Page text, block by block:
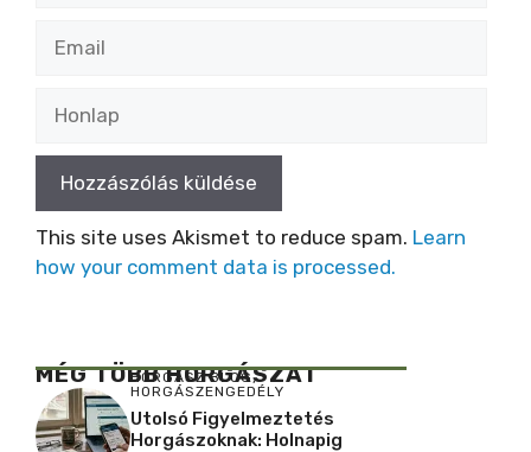
This site uses Akismet to reduce spam. Learn
how your comment data is processed.
MÉG TÖBB HORGÁSZAT
HORGÁSZ BLOG,
HORGÁSZENGEDÉLY
Utolsó Figyelmeztetés
Horgászoknak: Holnapig